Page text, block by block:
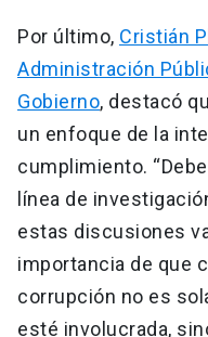
Por último, Cristián
Administración
Gobierno, destacó
un enfoque de la
cumplimiento.
línea de
estas discusiones
importancia de que
corrupción no es
esté involucrada,